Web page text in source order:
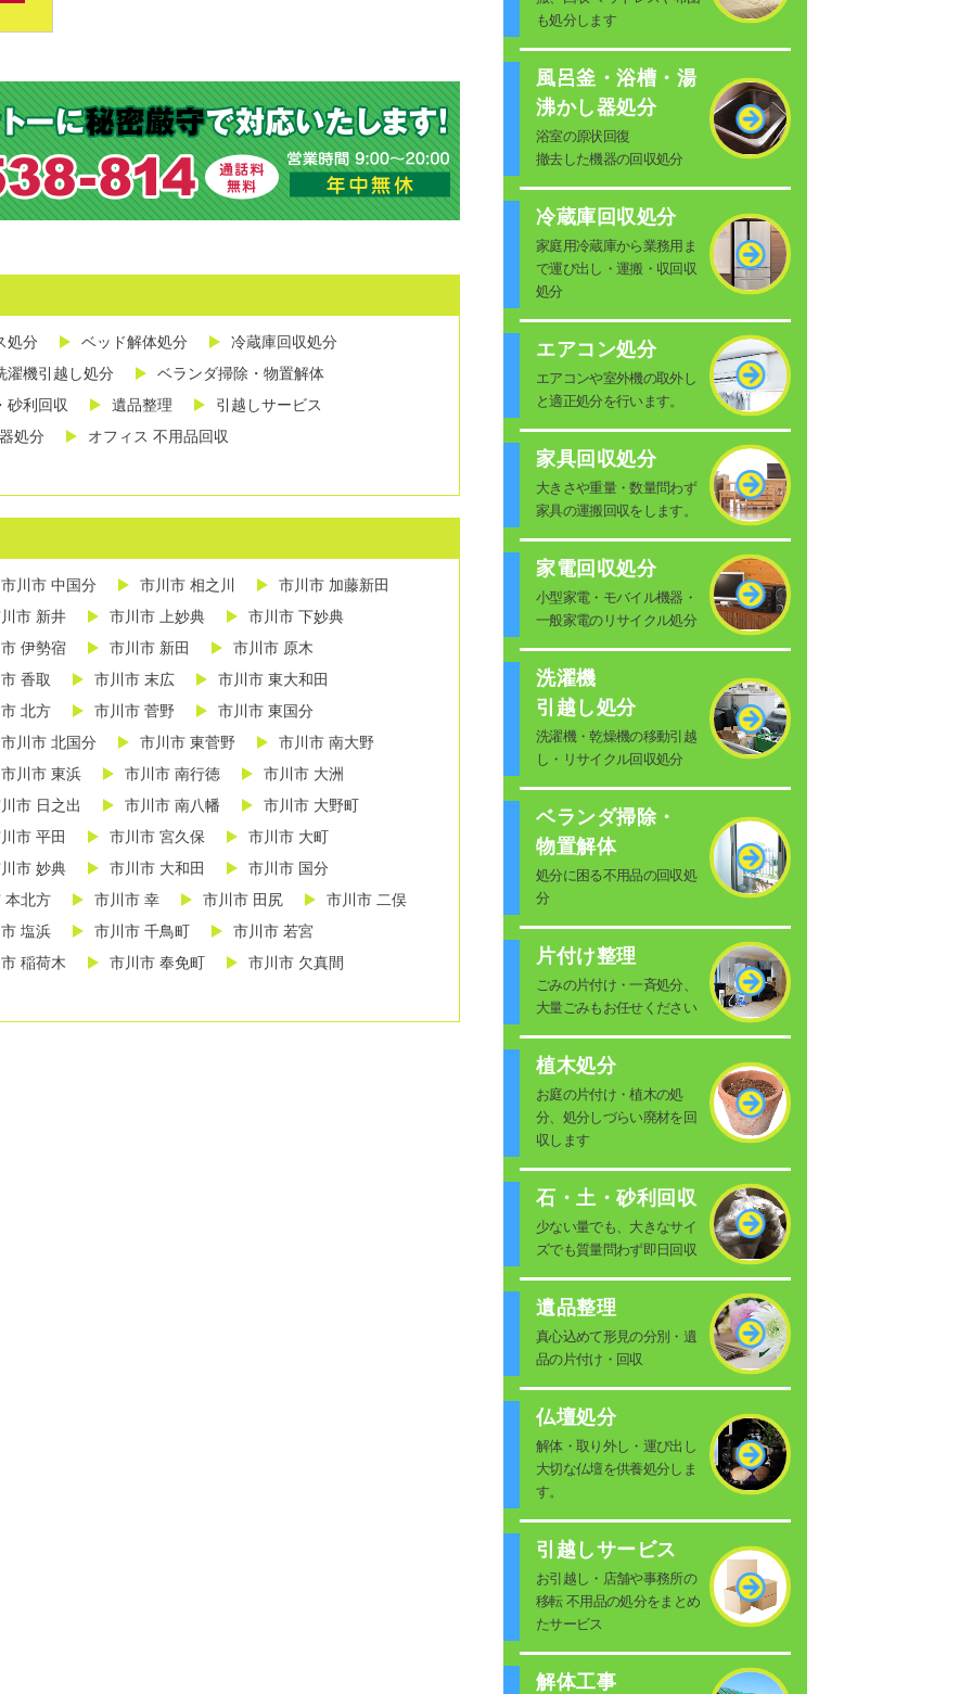
処分 ベッド解体処分
冷蔵庫回収処分
濯機引越し処分
ベランダ掃除・物置解体
砂利回収 遺品整理
引越しサービス
処分
オフィス 不用品回収
市川市 中国分 市川市 相之川
市川市 加藤新田
市 新井 市川市 上妙典
市川市 下妙典
伊勢宿 市川市 新田
市川市 原木
香取 市川市 末広
市川市 東大和田
北方 市川市 菅野
市川市 東国分
市川市 北国分 市川市 東菅野
市川市 南大野
市川市 東浜 市川市 南行徳
市川市 大洲
市 日之出 市川市 南八幡
市川市 大野町
市 平田 市川市 宮久保
市川市 大町
市 妙典 市川市 大和田
市川市 国分
本北方 市川市 幸 市川市 田尻
市川市 二俣
塩浜 市川市 千鳥町
市川市 若宮
稲荷木 市川市 奉免町
市川市 欠真間
も処分します
風呂釜・浴槽・湯
沸かし器処分
浴室の原状回復
撤去した機器の回収処分
冷蔵庫回収処分
家庭用冷蔵庫から業務用ま
で運び出し・運搬・収回収
処分
エアコン処分
エアコンや室外機の取外し
と適正処分を行います。
家具回収処分
大きさや重量・数量問わず
家具の運搬回収をします。
家電回収処分
小型家電・モバイル機器・
一般家電のリサイクル処分
洗濯機
引越し処分
洗濯機・乾燥機の移動引越
し・リサイクル回収処分
ベランダ掃除・
物置解体
処分に困る不用品の回収処
分
片付け整理
ごみの片付け・一斉処分、
大量ごみもお任せください
植木処分
お庭の片付け・植木の処
分、処分しづらい廃材を回
収します
石・土・砂利回収
少ない量でも、大きなサイ
ズでも質量問わず即日回収
遺品整理
真心込めて形見の分別・遺
品の片付け・回収
仏壇処分
解体・取り外し・運び出し
大切な仏壇を供養処分しま
す。
引越しサービス
お引越し・店舗や事務所の
移転 不用品の処分をまとめ
たサービス
解体工事